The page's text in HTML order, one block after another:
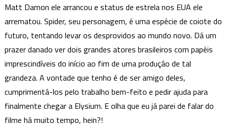
Matt Damon ele arrancou e status de estrela nos EUA ele
arrematou. Spider, seu personagem, é uma espécie de coiote do
futuro, tentando levar os desprovidos ao mundo novo. Dá um
prazer danado ver dois grandes atores brasileiros com papéis
imprescindíveis do início ao fim de uma produção de tal
grandeza. A vontade que tenho é de ser amigo deles,
cumprimentá-los pelo trabalho bem-feito e pedir ajuda para
finalmente chegar a Elysium. E olha que eu já parei de falar do
filme há muito tempo, hein?!